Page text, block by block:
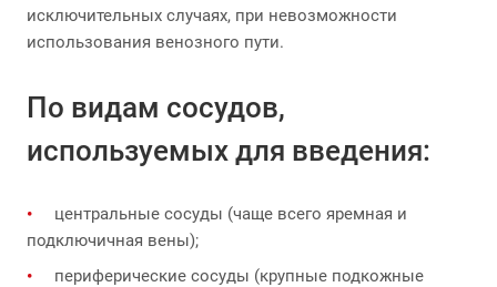
исключительных случаях, при невозможности
использования венозного пути.
По видам сосудов,
используемых для введения:
центральные сосуды (чаще всего яремная и
подключичная вены);
периферические сосуды (крупные подкожные